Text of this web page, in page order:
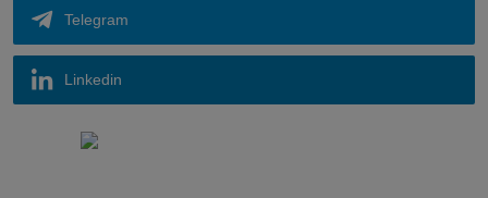
Telegram
Linkedin